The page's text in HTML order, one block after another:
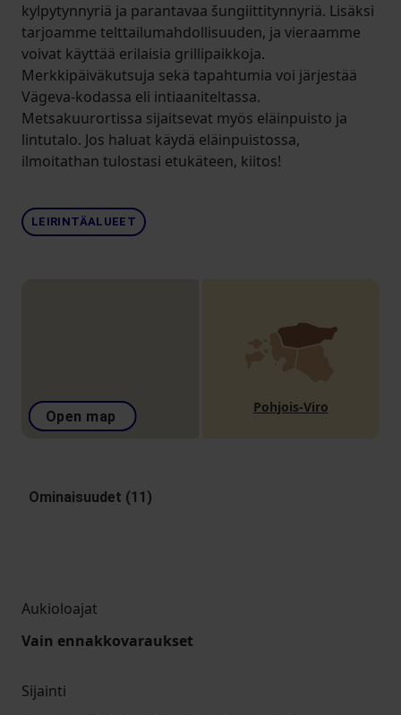
kylpytynnyriä ja parantavaa šungiittitynnyriä. Lisäksi
tarjoamme telttailumahdollisuuden, ja vieraamme
voivat käyttää erilaisia ​​grillipaikkoja.
Merkkipäiväkutsuja sekä tapahtumia voi järjestää
Vägeva-kodassa eli intiaaniteltassa.
Metsakuurortissa sijaitsevat myös eläinpuisto ja
lintutalo. Jos haluat käydä eläinpuistossa,
ilmoitathan tulostasi etukäteen, kiitos!
LEIRINTÄALUEET
Open map
Pohjois-Viro
Ominaisuudet (11)
Aukioloajat
Vain ennakkovaraukset
Sijainti